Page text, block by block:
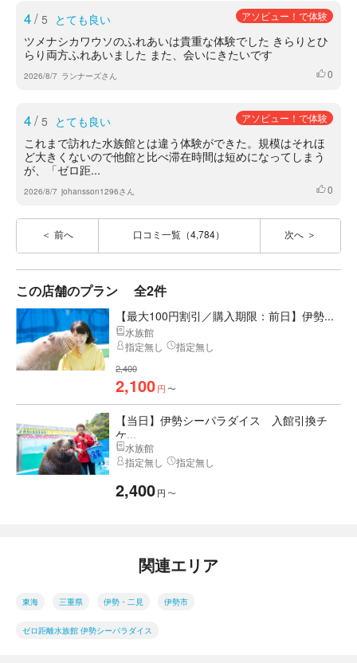
4/ 5 とても良い アソビュー！で体験
ツメナシカワウソのふれあいは貴重な体験でした きらりとひ
らり両方ふれあいました また、会いにきたいです
2026/8/7 ランナーズさん いいね
0
4/ 5 とても良い アソビュー！で体験
これまで訪れた水族館とは違う体験ができた。規模はそれほ
ど大きくないので他館と比べ滞在時間は短めになってしまう
が、「ゼロ距...
2026/8/7 johansson1296さん いいね
0
前へ 口コミ一覧（4,784） 次へ
この店舗のプラン 全2件
【最大100円割引／購入期限：前日】伊勢...
水族館
指定無し
指定無し
2,400
2,100円 〜
【当日】伊勢シーパラダイス 入館引換チ
ケ...
水族館
指定無し
指定無し
2,400円 〜
関連エリア
東海 三重県 伊勢・二見 伊勢市
ゼロ距離水族館 伊勢シーパラダイス